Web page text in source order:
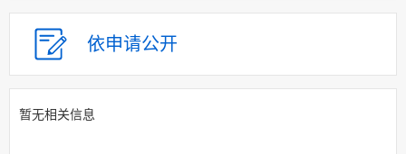
应急管理
乡村振兴（精准脱贫）
整情况
公共服务和中介服务
依申请公开
暂无相关信息